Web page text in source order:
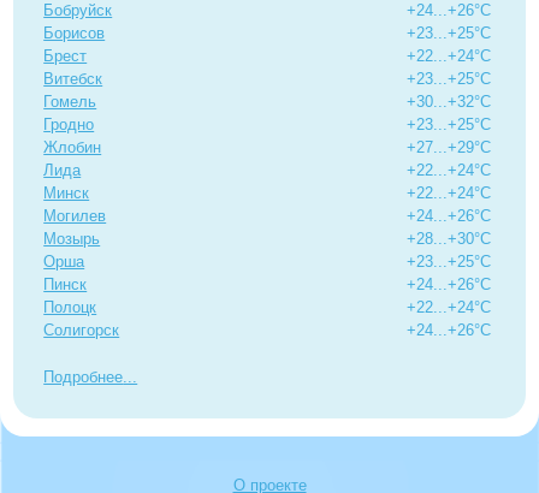
Бобруйск
Борисов
Брест
Витебск
Гомель
Гродно
Жлобин
Лида
Минск
Могилев
Мозырь
Орша
Пинск
Полоцк
Солигорск
+24...+26°C
+23...+25°C
+22...+24°C
+23...+25°C
+30...+32°C
+23...+25°C
+27...+29°C
+22...+24°C
+22...+24°C
+24...+26°C
+28...+30°C
+23...+25°C
+24...+26°C
+22...+24°C
+24...+26°C
Подробнее
О проекте